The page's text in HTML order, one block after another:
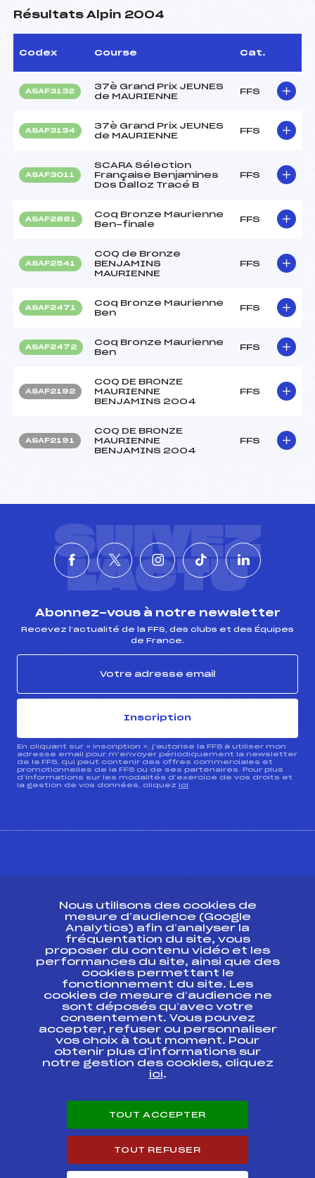
Résultats Alpin 2004
Codex Course Cat.
ASAF3132
37è Grand Prix JEUNES
de MAURIENNE
FFS
ASAF3134
37è Grand Prix JEUNES
de MAURIENNE
FFS
ASAF3011
SCARA Sélection
Française Benjamines
Dos Dalloz Tracé B
FFS
ASAF2881
Coq Bronze Maurienne
Ben-finale
FFS
ASAF2541
COQ de Bronze
BENJAMINS
MAURIENNE
FFS
ASAF2471
Coq Bronze Maurienne
Ben
FFS
ASAF2472
Coq Bronze Maurienne
Ben
FFS
ASAF2192
COQ DE BRONZE
MAURIENNE
BENJAMINS 2004
FFS
ASAF2191
COQ DE BRONZE
MAURIENNE
BENJAMINS 2004
FFS
SUIVEZ
L'ACTU
Abonnez-vous à notre newsletter
Recevez l’actualité de la FFS, des clubs et des Équipes
de France.
Inscription
En cliquant sur « inscription », j’autorise la FFS à utiliser mon
adresse email pour m’envoyer périodiquement la newsletter
de la FFS, qui peut contenir des offres commerciales et
promotionnelles de la FFS ou de ses partenaires. Pour plus
d’informations sur les modalités d’exercice de vos droits et
la gestion de vos données, cliquez ici
ESPACE PRESSE
Ressources
Pass’Neige
Projet sportif fédéral
Projet de performance fédéral
Antidopage
Pôle Développement, Formation, Suivi
Scientifique
Listes ministérielles
Pôle vie de l’athlète
Carrières
Nous utilisons des cookies de
mesure d’audience (Google
Analytics) afin d’analyser la
fréquentation du site, vous
proposer du contenu vidéo et les
performances du site, ainsi que des
cookies permettant le
fonctionnement du site. Les
cookies de mesure d’audience ne
sont déposés qu’avec votre
consentement. Vous pouvez
accepter, refuser ou personnaliser
vos choix à tout moment. Pour
obtenir plus d'informations sur
notre gestion des cookies, cliquez
ici.
TOUT ACCEPTER
TOUT REFUSER